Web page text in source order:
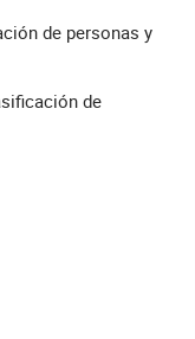
de personas y
de